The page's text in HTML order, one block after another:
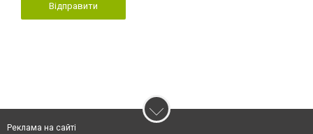
Відправити
Реклама на сайті